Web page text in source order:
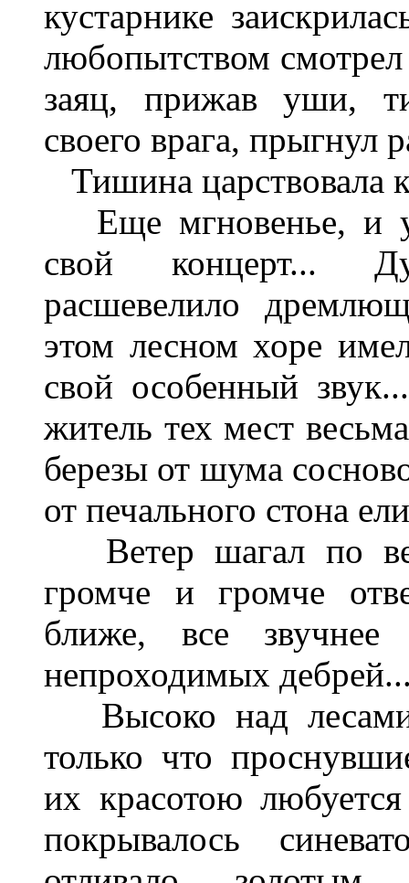
кустарнике
любопытством
заяц, прижав уши,
своего врага, прыгнул
Тишина царствовала
Еще мгновенье, и
свой концерт...
расшевелило
этом лесном хоре
свой особенный
житель тех мест
березы от шума
от печального стона
Ветер шагал по
громче и громче
ближе, все звучнее
непроходимых
Высоко над
только что
их красотою
покрывалось